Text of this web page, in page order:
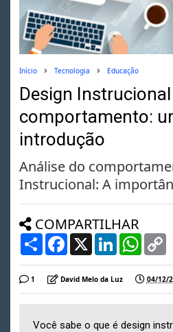
Início Tecnologia Educação
Design
comportamento:
introdução
Análise do
Instrucional: A
COMPARTILHAR
S
F
b
o
X
L
e
d
W
s
A
C
L
i
1 David Melo da Luz 04/12/
Você sabe o que é design